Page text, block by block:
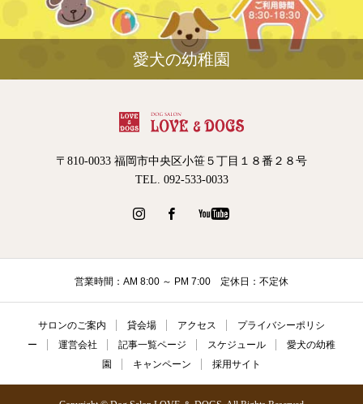
愛犬の幼稚園
〒810-0033 福岡市中央区小笹５丁目１８番２８号
TEL. 092-533-0033
営業時間：AM 8:00 ～ PM 7:00 定休日：不定休
サロンのご案内 貸会場 アクセス
プライバシーポリシ
ー
運営会社 記事一覧ページ スケジュール
愛犬の幼稚
園
キャンペーン 採用サイト